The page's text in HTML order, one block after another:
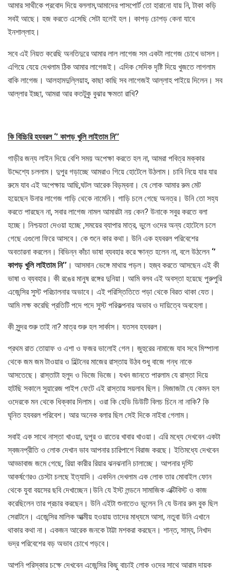
আমার সাথীকে প্রবোদ দিয়ে বললাম,আমাদের পাসপোর্ট তো হারানো যায় নি, টাকা কড়ি
সবই আছে। হজ করতে এসেছি সেটা হলেই হল। কাপড় চোপড় কেনা যাবে
ইনশাল্লাহ।
সবে এই নিয়ত করেছি অনতিদুরে আমার লাল লাগেজ সম একটা লাগেজ চোখে ভাসল।
এগিয়ে যেয়ে দেখলাম ঠিক আমার লাগেজই। এদিক সেদিক দৃষ্টি দিয়ে খুজতে লাগলাম
বাকি লাগেজ। আলহামদুল্লিয়াহ, কাছা কাছি সব লাগেজই আল্লাহ পাইয়ে দিলেন। সব
আল্লার ইচ্ছা, আমরা আর কতটুকু বুঝার ক্ষমতা রাখি?
কি বিচ্চিরি হযবরল ‘’ কাপড় খুলি লাইতাম নি’’
গাড়ীর জন্য লাইন দিয়ে বেশি সময় অপেক্ষা করতে হল না, আমরা পবিত্র মক্কার
উদ্দেশ্যে চললাম। দুপুর গড়াচ্ছে আমরাও গিয়ে হোটেলে উঠলাম। চাবি নিয়ে যার যার
রুমে যাব এই অপেক্ষায় আছি,ঘটল আরেক বিড়ম্বনা। যে লোক আমার রুম মেট
হয়েছেন উনার লাগেজ গাড়ি থেকে নামেনি। গাড়ি চলে গেছে অনত্র। উনি তো সহ্য
করতে পারছেন না, সবার লাগেজ নামল আমারটা নয় কেন? উনাকে সবুর করতে বলা
হচ্ছে। নিশ্চয়তা দেওয়া হচ্ছে ,সময়ের ব্যাপার মাত্র, ভুলে ওদের অন্য হোটেলে চলে
গেছে এগুলো ফিরে আসবে। কে শুনে কার কথা। উনি এক হযবরল পরিবেশের
অবতারনা করলেন। বিভিন্ন কাঁচা ভাষা ব্যবহার করে ক্ষান্ত হলেন না, বলে উঠলেন ‘’
কাপড় খুলি লাইতাম নি’’ । আসমান ভেঙ্গে মাথায় পড়ল। হজ্ব করতে আসছেন এই কী
ভাষা ও ব্যবহার। কী রঙের মানুষ রঙ্গের দুনিয়া। আমি বলব এই অবস্তা হয়েছে পুরুপুরি
এজেন্সির সুস্ট পরিচালনার অভাবে। এই পরিস্তিতিতে পড়া থেকে বিরত থাকা যেত।
আমি লক্ষ করেছি প্রতিটি পদে পদে সুস্ট পরিকল্পনার অভাব ও দায়িত্বে অবহেলা।
কী সুন্দর শুরু তাই না? মাত্র শুরু হল সার্কাস। যতসব হযবরল।
প্রথম রাত তোয়াফ ও এশা ও ফজর ভালোই গেল। জুহুরের নামাজে যাব সবে মিস্পালা
থেকে জম জম টাওয়ার ও হিল্টনের মাজের রাস্তায় উঠব শুধু বাজে গন্ধ নাকে
আসতেছে। রাস্তাটা হলুদ ও ভিজে ভিজে। যখন জানতে পারলাম যে রাস্তা দিয়ে
হাটছি সকালে সুয়ারেজ পাইপ ফেটে এই রাস্তায় সয়লাব ছিল। মিজাজটা যে কেমন হল
ওদেরকে মন থেকে ধিক্কার দিলাম। ওরা কি হেভি ডিউটি বিলচ চিনে না নাকি? কি
ঘৃনিত হযবরল পরিবেশ। আর অনেক বলার ছিল সেই দিকে নাইবা গেলাম।
সবাই এক সাথে নাস্তা খাওয়া, দুপুর ও রাতের খাবার খাওয়া। এরি মধ্যে দেখবেন একটা
স্বজনপ্রীতি ও লোক দেখান ভাব আপনার চারিপাশে বিরাজ করছে। ইতিমধ্যে দেখবেন
আড্ডাবাজ জমে গেছে, রিয়া কারীর রিয়ার ঝনঝনানি চালাচ্ছে। আপনার দৃস্টি
আকর্ষণেরও চেস্টা চলছে ইত্যাদি। একদিন দেখলাম এক লোক তার মোবাইল ফোন
থেকে যুবা বয়সের ছবি দেখাচ্ছেন।উনি যে ইস্ট লন্ডনে সামাজিক এক্টিবিস্ট ও কাজ
করেছিলেন তার প্রচার করছেন। উনি এইটা শুনাতেও ভুলেন নি যে উনার রুম বুক ছিল
সেরাটনে। এজেন্সির মালিক আত্মীয় হওয়ায় তাদের মাধ্যমে আসা, নতুবা উনি এখানে
থাকার কথা না। একজন আরেক জনকে টাট্টা মশকরা করছেন। শান্ত, সাম্য, নিখাদ
ভদ্র পরিবেশের বড় অভাব চোখে পড়বে।
আপনি পরিস্কার চক্ষে দেখবেন এজেন্সির কিছু বাচাই লোক ওদের সাথে আরাম দায়ক